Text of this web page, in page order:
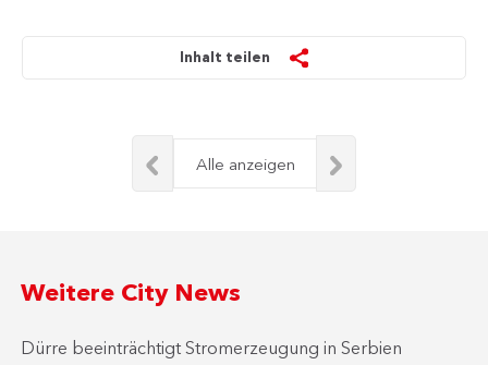
Inhalt teilen
Alle anzeigen
Weitere City News
Dürre beeinträchtigt Stromerzeugung in Serbien